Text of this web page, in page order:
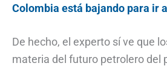
Colombia está bajando para ir
De hecho, el experto sí ve que
materia del futuro petrolero del